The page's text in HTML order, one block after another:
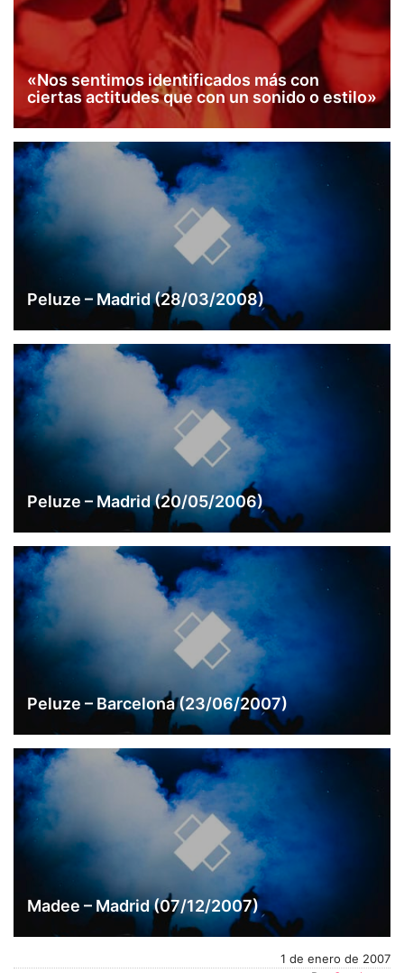
«Nos sentimos identificados más con
ciertas actitudes que con un sonido o estilo»
Peluze – Madrid (28/03/2008)
Peluze – Madrid (20/05/2006)
Peluze – Barcelona (23/06/2007)
Madee – Madrid (07/12/2007)
1 de enero de 2007